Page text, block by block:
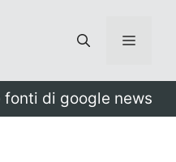
Menu
di google news